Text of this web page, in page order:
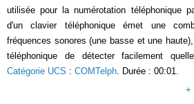
utilisée pour la numérotation téléphonique
d'un clavier téléphonique émet une
fréquences sonores (une basse et une
téléphonique de détecter facilement
Catégorie UCS : COMTelph. Durée : 00:01.
+